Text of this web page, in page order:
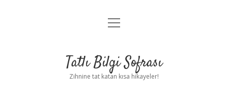
Anasayfa
Yasal Uyarı
menüyü
Tatlı Bilgi Sofrası
Zihnine tat katan kısa hikayeler!